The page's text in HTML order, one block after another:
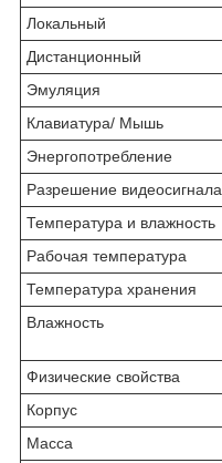
Локальный
Дистанционный
Эмуляция
Клавиатура/ Мышь
Энергопотребление
Разрешение видеосигнала
Температура и влажность
Рабочая температура
Температура хранения
Влажность
Физические свойства
Корпус
Масса